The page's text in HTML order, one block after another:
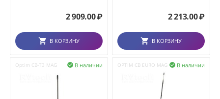
2 909.00₽
В КОРЗИНУ
2 213.00₽
В КОРЗИНУ
Optim CB-T3 MAG В наличии
 OPTIM СВ EURO MAG В наличии
